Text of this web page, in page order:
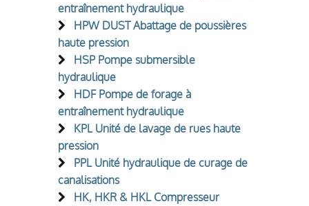
entraînement hydraulique
HPW DUST Abattage de poussières
haute pression
HSP Pompe submersible
hydraulique
HDF Pompe de forage à
entraînement hydraulique
KPL Unité de lavage de rues haute
pression
PPL Unité hydraulique de curage de
canalisations
HK, HKR & HKL Compresseur